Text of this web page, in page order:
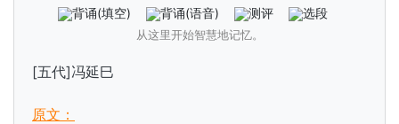
背诵(填空) 背诵(语音) 测评 选段
从这里开始智慧地记忆。
[五代]冯延巳
原文：